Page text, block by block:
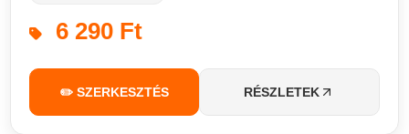
6 290 Ft
✏️ SZERKESZTÉS RÉSZLETEK